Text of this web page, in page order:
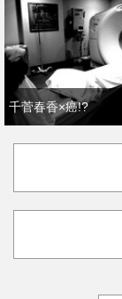
千菅春香×癌!?